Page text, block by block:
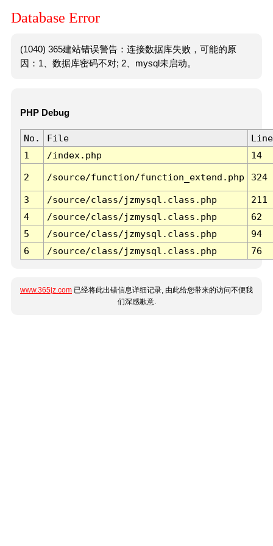
Database Error
(1040) 365建站错误警告：连接数据库失败，可能的原
因：1、数据库密码不对; 2、mysql未启动。
PHP Debug
No. File
Line
1
/index.php 14
2 /source/function/function_extend.php 324
3 /source/class/jzmysql.class.php
211
4
/source/class/jzmysql.class.php
62
5
/source/class/jzmysql.class.php
94
6
/source/class/jzmysql.class.php 76
www.365jz.com 已经将此出错信息详细记录, 由此给您带来的访问不便我
们深感歉意.